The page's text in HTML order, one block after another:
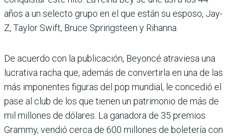
años a un selecto grupo en el que están su esposo, Jay-
Z, Taylor Swift, Bruce Springsteen y Rihanna.
De acuerdo con la publicación, Beyoncé atraviesa una
lucrativa racha que, además de convertirla en una de las
más imponentes figuras del pop mundial, le concedió el
pase al club de los que tienen un patrimonio de más de
mil millones de dólares. La ganadora de 35 premios
Grammy, vendió cerca de 600 millones de boletería con